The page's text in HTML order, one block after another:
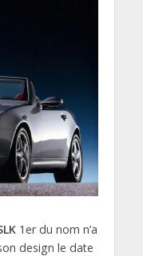
1er du nom n’a
design le date